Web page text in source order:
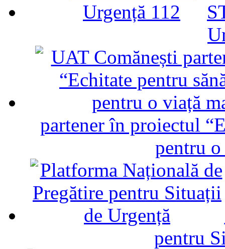
partener în proiectul
pentru
pentru